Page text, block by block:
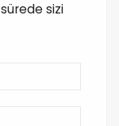
sizi